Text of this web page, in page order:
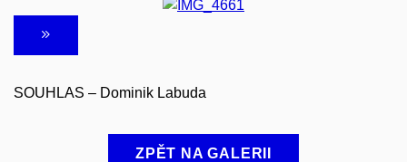
SOUHLAS – Dominik Labuda
ZPĚT NA GALERII